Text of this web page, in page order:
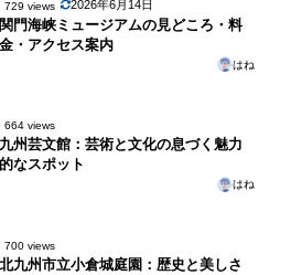
729 views 2026年6月14日
関門海峡ミュージアムの見どころ・料
金・アクセス案内
はね
664 views
九州芸文館：芸術と文化の息づく魅力
的なスポット
はね
700 views
北九州市立小倉城庭園：歴史と美しさ